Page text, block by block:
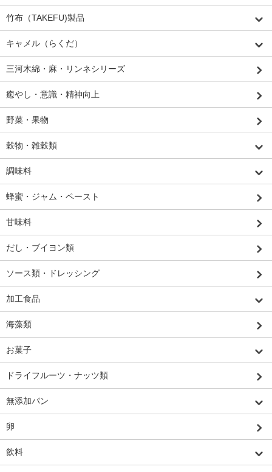
竹布（TAKEFU)製品
キャメル（らくだ）
三河木綿・麻・リンネシリーズ
癒やし・意識・精神向上
野菜・果物
穀物・雑穀類
調味料
蜂蜜・ジャム・ペースト
甘味料
だし・ブイヨン類
ソース類・ドレッシング
加工食品
海藻類
お菓子
ドライフルーツ・ナッツ類
無添加パン
卵
飲料